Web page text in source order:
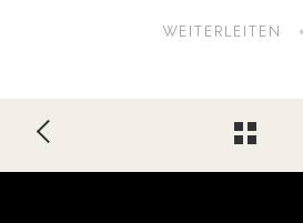
WEITERLEITEN
Footer